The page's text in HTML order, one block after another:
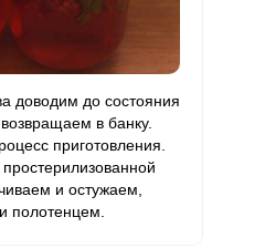
доводим до состояния
в банку.
приготовления.
и остужаем,
полотенцем.